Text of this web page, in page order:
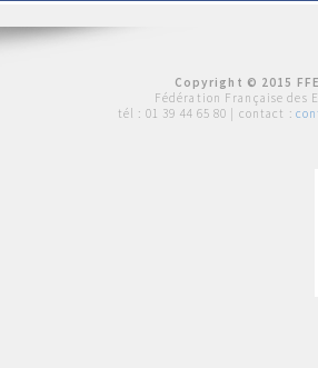
Copyright © 2015
Fédération Française des
tél : 01 39 44 65 80 | contact :